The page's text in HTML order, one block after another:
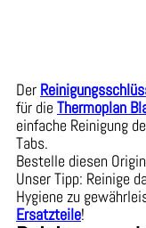
Der
für dieThermoplan
einfache Reinigung
Tabs.
Bestelle diesen
Unser Tipp: Reinige
Hygiene zu
Ersatzteile!